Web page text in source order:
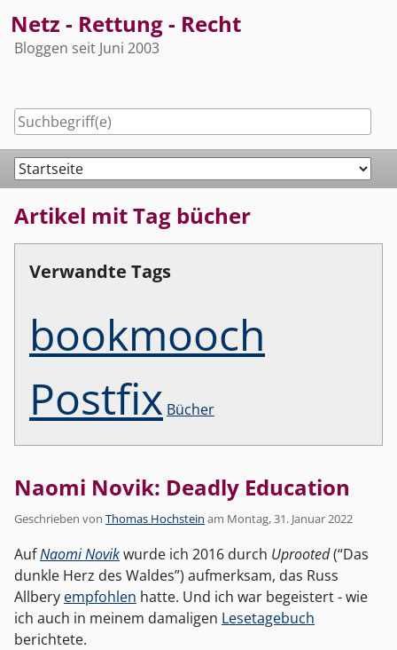
to
content
Netz - Rettung - Recht
Bloggen seit Juni 2003
Navigation
Artikel mit Tag bücher
Verwandte Tags
bookmooch
Postfix Bücher
Naomi Novik: Deadly Education
Geschrieben von Thomas Hochstein am Montag, 31. Januar 2022
AufNaomi Novikwurde ich 2016 durch Uprooted(“Das
dunkle Herz des Waldes”) aufmerksam, das Russ
Allbery empfohlen hatte. Und ich war begeistert - wie
ich auch in meinem damaligen Lesetagebuch
berichtete.